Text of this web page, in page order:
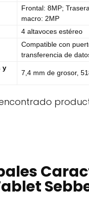
Frontal: 8MP;
macro: 2MP
4 altavoces estéreo
Compatible con
transferencia de
y
7,4 mm de grosor,